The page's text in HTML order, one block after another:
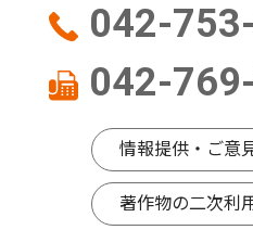
042-
042-
情報提供・ご意
著作物の二次利